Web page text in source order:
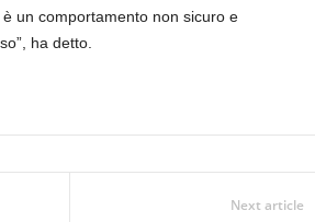
un comportamento non sicuro e
ha detto.
Next article